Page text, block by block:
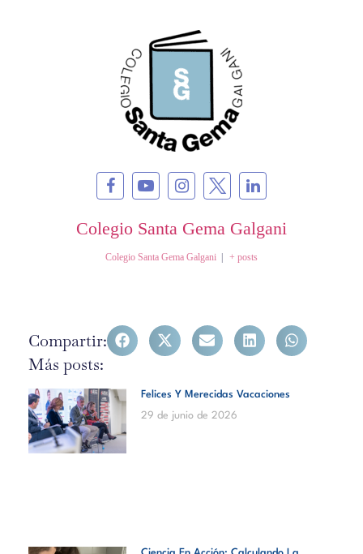
Colegio Santa Gema Galgani
Colegio Santa Gema Galgani | + posts
Compartir:
Más posts:
Felices Y Merecidas Vacaciones
29 de junio de 2026